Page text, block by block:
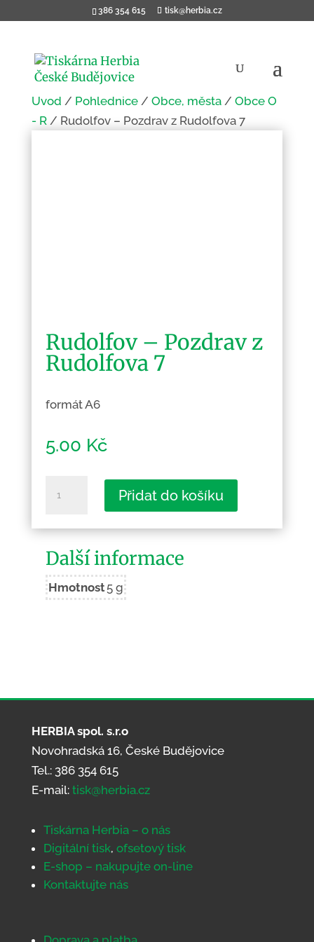
386 354 615 tisk@herbia.cz
Úvod / Pohlednice/ Obce, města/ Obce O
- R/ Rudolfov – Pozdrav z Rudolfova 7
Rudolfov – Pozdrav z
Rudolfova 7
formát A6
5.00 Kč
Rudolfova
7
množství
Přidat do košíku
Další informace
Hmotnost5 g
HERBIA spol. s.r.o
Novohradská 16, České Budějovice
Tel.: 386 354 615
E-mail: tisk@herbia.cz
Tiskárna Herbia – o nás
Digitální tisk, ofsetový tisk
E-shop – nakupujte on-line
Kontaktujte nás